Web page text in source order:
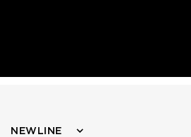
NEWLINE